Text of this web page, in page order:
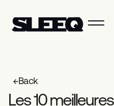
Back
Les10 meilleures